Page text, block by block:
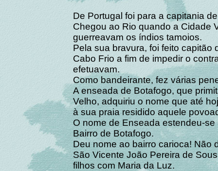
De Portugal foi para a capitania
Chegou ao Rio quando a Cidade
guerreavam os índios tamoios.
Pela sua bravura, foi feito
Cabo Frio a fim de impedir o
efetuavam.
Como bandeirante, fez várias
A enseada de Botafogo, que
Velho, adquiriu o nome que até
à sua praia residido aquele
O nome de Enseada estendeu-
Bairro de Botafogo.
Deu nome ao bairro carioca! Não
São Vicente João Pereira de
filhos com Maria da Luz.